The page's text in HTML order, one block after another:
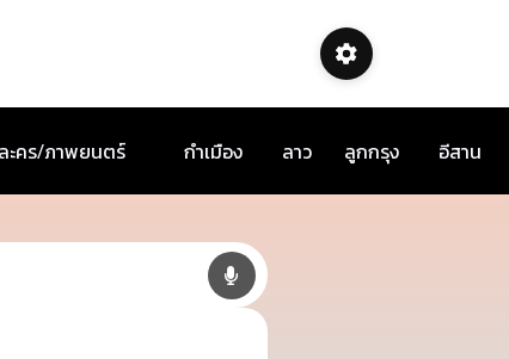
ละคร/ภาพยนตร์ กำเมือง ลาว ลูกกรุง อีสาน